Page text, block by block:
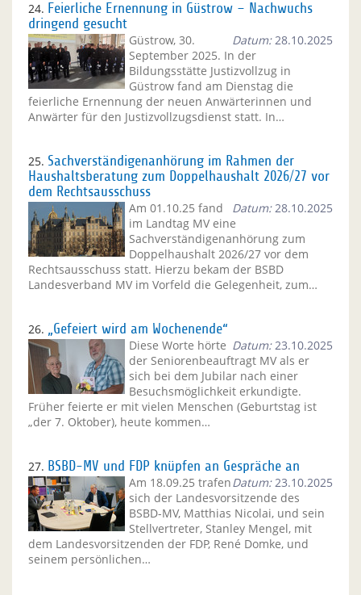
24. Feierliche Ernennung in Güstrow – Nachwuchs
dringend gesucht
Datum:28.10.2025
Güstrow, 30.
September 2025. In der
Bildungsstätte Justizvollzug in
Güstrow fand am Dienstag die
feierliche Ernennung der neuen Anwärterinnen und
Anwärter für den Justizvollzugsdienst statt. In…
25. Sachverständigenanhörung im Rahmen der
Haushaltsberatung zum Doppelhaushalt 2026/27 vor
dem Rechtsausschuss
Datum:28.10.2025
Am 01.10.25 fand
im Landtag MV eine
Sachverständigenanhörung zum
Doppelhaushalt 2026/27 vor dem
Rechtsausschuss statt. Hierzu bekam der BSBD
Landesverband MV im Vorfeld die Gelegenheit, zum…
26. „Gefeiert wird am Wochenende“
Datum:23.10.2025
Diese Worte hörte
der Seniorenbeauftragt MV als er
sich bei dem Jubilar nach einer
Besuchsmöglichkeit erkundigte.
Früher feierte er mit vielen Menschen (Geburtstag ist
„der 7. Oktober), heute kommen…
27. BSBD-MV und FDP knüpfen an Gespräche an
Datum:23.10.2025
Am 18.09.25 trafen
sich der Landesvorsitzende des
BSBD-MV, Matthias Nicolai, und sein
Stellvertreter, Stanley Mengel, mit
dem Landesvorsitzenden der FDP, René Domke, und
seinem persönlichen…